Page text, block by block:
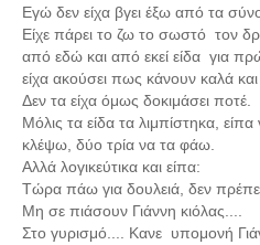
Εγώ δεν είχα βγει έξω από τα
Είχε πάρει το ζω το σωστό τον
από εδώ και από εκεί είδα για
είχα ακούσει πως κάνουν καλά
Δεν τα είχα όμως δοκιμάσει ποτέ.
Μόλις τα είδα τα λιμπίστηκα,
κλέψω, δύο τρία να τα φάω.
Αλλά λογικεύτικα και είπα:
Τώρα πάω για δουλειά, δεν
Μη σε πιάσουν Γιάννη κιόλας....
Στο γυρισμό.... Κανε υπομονή